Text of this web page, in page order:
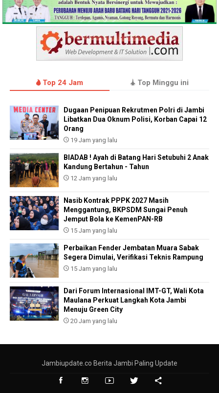
Top 24 Jam Top Minggu ini
Dugaan Penipuan Rekrutmen Polri di Jambi
Libatkan Dua Oknum Polisi, Korban Capai 12
Orang
19 Jam yang lalu
BIADAB ! Ayah di Batang Hari Setubuhi 2 Anak
Kandung Bertahun - Tahun
12 Jam yang lalu
Nasib Kontrak PPPK 2027 Masih
Menggantung, BKPSDM Sungai Penuh
Jemput Bola ke KemenPAN-RB
15 Jam yang lalu
Perbaikan Fender Jembatan Muara Sabak
Segera Dimulai, Verifikasi Teknis Rampung
15 Jam yang lalu
Dari Forum Internasional IMT-GT, Wali Kota
Maulana Perkuat Langkah Kota Jambi
Menuju Green City
20 Jam yang lalu
Jambiupdate.co Berita Jambi Paling Update